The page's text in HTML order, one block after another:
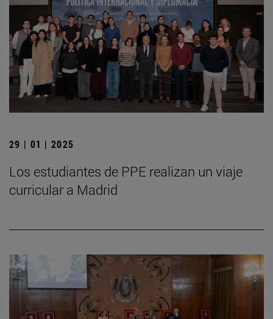
29 | 01 | 2025
Los estudiantes de PPE realizan un viaje
curricular a Madrid